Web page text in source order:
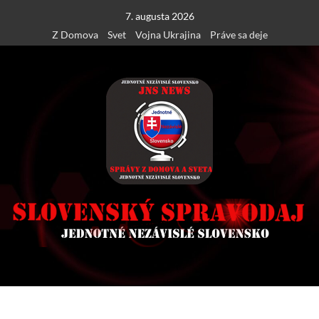
content
7. augusta 2026
Z Domova
Svet Vojna Ukrajina Práve sa deje